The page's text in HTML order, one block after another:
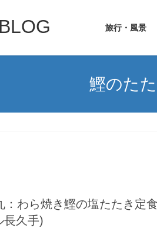
旅行・風景
鰹のた
：わら焼き鰹の塩たたき定
長久手)